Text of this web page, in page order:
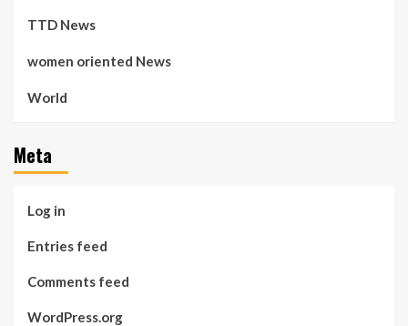
TTD News
women oriented News
World
Meta
Log in
Entries feed
Comments feed
WordPress.org